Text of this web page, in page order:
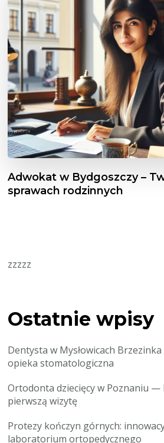
Adwokat w Bydgoszczy –
sprawach rodzinnych
zzzzz
Ostatnie wpisy
Dentysta w Mysłowicach
opieka stomatologiczna
Ortodonta dziecięcy w Poznaniu —
pierwszą wizytę
Protezy kończyn górnych:
laboratorium ortopedycznego